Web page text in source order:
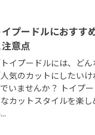
イプードルにおすす
注意点
トイプードルには、ど
人気のカットにしたい
いませんか？ トイプ
カットスタイルを楽